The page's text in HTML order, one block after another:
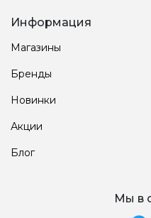
Информация
Магазины
Бренды
Новинки
Акции
Блог
Мы в